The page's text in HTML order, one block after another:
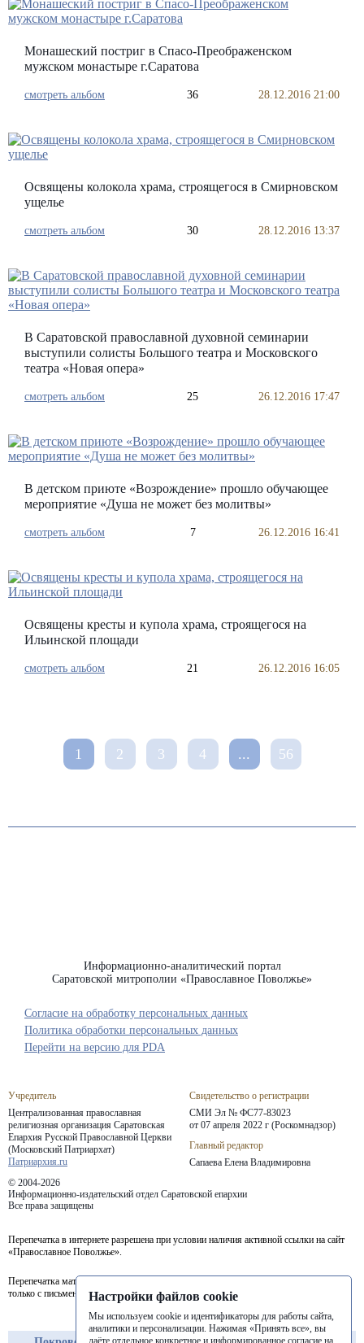
Монашеский постриг в Спасо-Преображенском
мужском монастыре г.Саратова
смотреть альбом 36 28.12.2016 21:00
Освящены колокола храма, строящегося в Смирновском
ущелье
смотреть альбом 30 28.12.2016 13:37
В Саратовской православной духовной семинарии
выступили солисты Большого театра и Московского
театра «Новая опера»
смотреть альбом 25 26.12.2016 17:47
В детском приюте «Возрождение» прошло обучающее
мероприятие «Душа не может без молитвы»
смотреть альбом 7 26.12.2016 16:41
Освящены кресты и купола храма, строящегося на
Ильинской площади
смотреть альбом 21 26.12.2016 16:05
1 2 3 4 ... 56
Информационно-аналитический портал
Саратовской митрополии «Православное Поволжье»
Учредитель
Централизованная православная
религиозная организация Саратовская
Епархия Русской Православной Церкви
(Московский Патриархат)
Патриархия.ru
Свидетельство о регистрации
СМИ Эл № ФС77-83023
от 07 апреля 2022 г (Роскомнадзор)
Главный редактор
Сапаева Елена Владимировна
© 2004-2026
Информационно-издательский отдел Саратовской епархии
Все права защищены
Согласие на обработку персональных данных
Политика обработки персональных данных
Перепечатка в интернете разрешена при условии наличия активной ссылки на сайт
«Православное Поволжье».
Перепечатка материалов портала в печатных изданиях (книгах, прессе) возможна
только с письменного разрешения редакции.
Перейти на версию для PDA
Настройки файлов cookie
Мы используем cookie и идентификаторы для работы сайта,
аналитики и персонализации. Нажимая «Принять все», вы
даёте отдельное конкретное и информированное согласие на